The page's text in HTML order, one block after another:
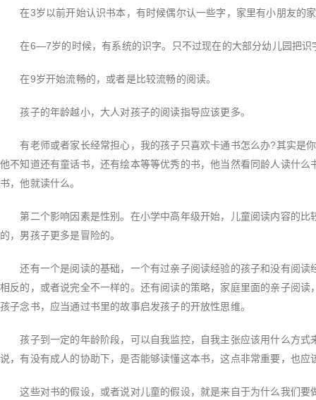
在3岁以前开始认识书本，有时候偶尔认一些字，家里有小朋友的
在6—7岁的时候，有系统的识字。只不过现在的大部分幼儿园把识
在9岁开始流畅的，或者是比较流畅的阅读。
孩子的年龄越小，大人对孩子的阅读指导应该更多。
有老师或者家长经常担心，我的孩子只喜欢卡通书怎么办?其实是
他不知道还有童话书，还有绘本等等优秀的书，他当然看同龄人读什么
书，他就读什么。
第二个影响因素是性别。在小学中高年级开始，儿童阅读内容的比
的，男孩子更多是冒险的。
还有一个是阅读的基础，一个有过亲子阅读经验的孩子和没有阅读
相反的，或者说完全不一样的。还有阅读的策略，家庭里面的亲子阅读
孩子念书，应当通过书里的故事启发孩子的开放性思维。
孩子到一定的年龄阶段，可以自我监控，自我主张应该用什么方式
说，有没有成人的协助下，是否能够读懂这本书，这点非常重要，也应
这些对书的假设，或者说对儿童的假设，就是来自于为什么我们要